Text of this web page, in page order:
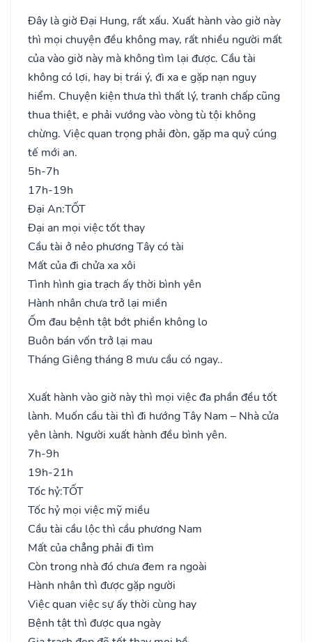
Đây là giờ Đại Hung, rất xấu. Xuất hành vào giờ này
thì mọi chuyện đều không may, rất nhiều người mất
của vào giờ này mà không tìm lại được. Cầu tài
không có lợi, hay bị trái ý, đi xa e gặp nạn nguy
hiểm. Chuyện kiện thưa thì thất lý, tranh chấp cũng
thua thiệt, e phải vướng vào vòng tù tội không
chừng. Việc quan trọng phải đòn, gặp ma quỷ cúng
tế mới an.
5h-7h
17h-19h
Đại An:TỐT
Đại an mọi việc tốt thay
Cầu tài ở nẻo phương Tây có tài
Mất của đi chửa xa xôi
Tình hình gia trạch ấy thời bình yên
Hành nhân chưa trở lại miền
Ốm đau bệnh tật bớt phiền không lo
Buôn bán vốn trở lại mau
Tháng Giêng tháng 8 mưu cầu có ngay..
Xuất hành vào giờ này thì mọi việc đa phần đều tốt
lành. Muốn cầu tài thì đi hướng Tây Nam – Nhà cửa
yên lành. Người xuất hành đều bình yên.
7h-9h
19h-21h
Tốc hỷ:TỐT
Tốc hỷ mọi việc mỹ miều
Cầu tài cầu lộc thì cầu phương Nam
Mất của chẳng phải đi tìm
Còn trong nhà đó chưa đem ra ngoài
Hành nhân thì được gặp người
Việc quan việc sự ấy thời cùng hay
Bệnh tật thì được qua ngày